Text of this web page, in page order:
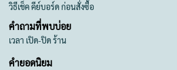
วิธีเช็ค คีย์บอร์ด ก่อนสั่งซื้อ
คำถามที่พบบ่อย
เวลา เปิด-ปิด ร้าน
คำยอดนิยม